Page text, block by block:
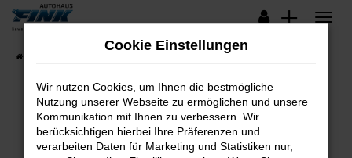
Zum
springen
Lagerfahrzeuge
Fehler: Network Error
Cookie Einstellungen
Wir nutzen Cookies, um Ihnen die bestmögliche
Nutzung unserer Webseite zu ermöglichen und unsere
Kommunikation mit Ihnen zu verbessern. Wir
berücksichtigen hierbei Ihre Präferenzen und
verarbeiten Daten für Marketing und Statistiken nur,